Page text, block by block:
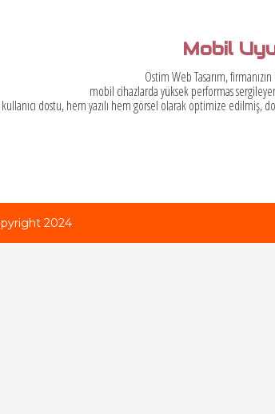
Mobil
Ostim Web Tasarım,
mobil cihazlarda yüksek performas
kullanıcı dostu, hem yazılı hem görsel olarak optimize edilmiş,
2024